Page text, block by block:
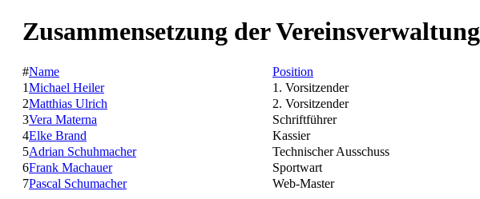
Zusammensetzung der Vereinsverwaltung
#Name Position
1Michael Heiler 1. Vorsitzender
2Matthias Ulrich 2. Vorsitzender
3Vera Materna Schriftführer
4Elke Brand
Kassier
5Adrian Schuhmacher
Technischer Ausschuss
6Frank Machauer Sportwart
7Pascal Schumacher Web-Master